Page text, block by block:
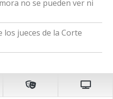
no se pueden ver ni
jueces de la Corte